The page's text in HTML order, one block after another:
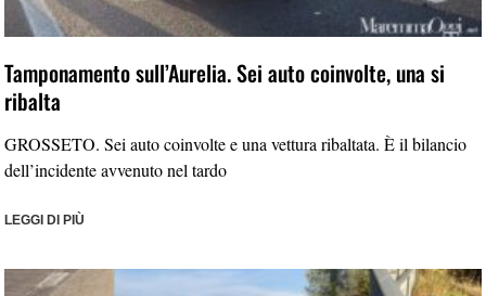
Tamponamento sull’Aurelia. Sei auto coinvolte, una si
ribalta
GROSSETO. Sei auto coinvolte e una vettura ribaltata. È il bilancio
dell’incidente avvenuto nel tardo
LEGGI DI PIÙ